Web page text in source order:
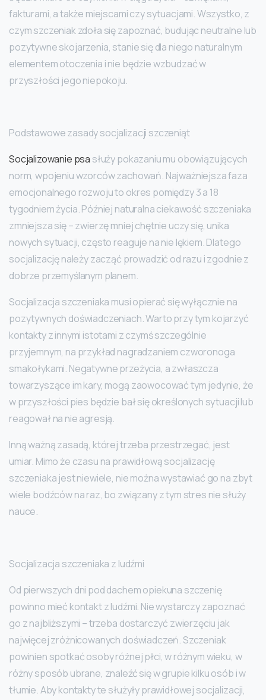
fakturami, a także miejscami czy sytuacjami. Wszystko, z
czym szczeniak zdoła się zapoznać, budując neutralne lub
pozytywne skojarzenia, stanie się dla niego naturalnym
elementem otoczenia i nie będzie wzbudzać w
przyszłości jego niepokoju.
Podstawowe zasady socjalizacji szczeniąt
Socjalizowanie psa służy pokazaniu mu obowiązujących
norm, wpojeniu wzorców zachowań. Najważniejsza faza
emocjonalnego rozwoju to okres pomiędzy 3 a 18
tygodniem życia. Później naturalna ciekawość szczeniaka
zmniejsza się – zwierzę mniej chętnie uczy się, unika
nowych sytuacji, często reaguje na nie lękiem. Dlatego
socjalizację należy zacząć prowadzić od razu i zgodnie z
dobrze przemyślanym planem.
Socjalizacja szczeniaka musi opierać się wyłącznie na
pozytywnych doświadczeniach. Warto przy tym kojarzyć
kontakty z innymi istotami z czymś szczególnie
przyjemnym, na przykład nagradzaniem czworonoga
smakołykami. Negatywne przeżycia, a zwłaszcza
towarzyszące im kary, mogą zaowocować tym jedynie, że
w przyszłości pies będzie bał się określonych sytuacji lub
reagował na nie agresją.
Inną ważną zasadą, której trzeba przestrzegać, jest
umiar. Mimo że czasu na prawidłową socjalizację
szczeniaka jest niewiele, nie można wystawiać go na zbyt
wiele bodźców na raz, bo związany z tym stres nie służy
nauce.
Socjalizacja szczeniaka z ludźmi
Od pierwszych dni pod dachem opiekuna szczenię
powinno mieć kontakt z ludźmi. Nie wystarczy zapoznać
go z najbliższymi – trzeba dostarczyć zwierzęciu jak
najwięcej zróżnicowanych doświadczeń. Szczeniak
powinien spotkać osoby różnej płci, w różnym wieku, w
różny sposób ubrane, znaleźć się w grupie kilku osób i w
tłumie. Aby kontakty te służyły prawidłowej socjalizacji,